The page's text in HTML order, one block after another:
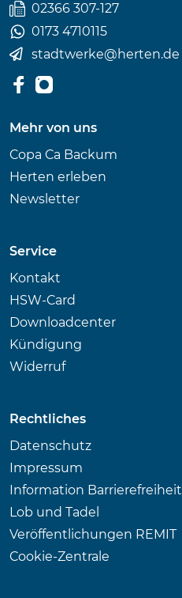
02366 307-127
0173 4710115
stadtwerke@herten.de
Mehr von uns
Copa Ca Backum
Herten erleben
Newsletter
Service
Kontakt
HSW-Card
Downloadcenter
Kündigung
Widerruf
Rechtliches
Datenschutz
Impressum
Information Barrierefreiheit
Lob und Tadel
Veröffentlichungen REMIT
Cookie-Zentrale